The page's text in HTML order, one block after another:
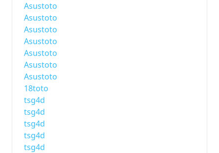
Asustoto
Asustoto
Asustoto
Asustoto
Asustoto
Asustoto
Asustoto
18toto
tsg4d
tsg4d
tsg4d
tsg4d
tsg4d